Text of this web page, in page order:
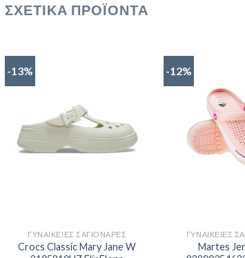
ΣΧΕΤΙΚΆ ΠΡΟΪΌΝΤΑ
-13%
ΓΥΝΑΙΚΕΊΕΣ ΣΑΓΙΟΝΆΡΕΣ
Crocs Classic Mary Jane W
-12%
ΓΥΝΑΙΚΕΊΕΣ
Martes